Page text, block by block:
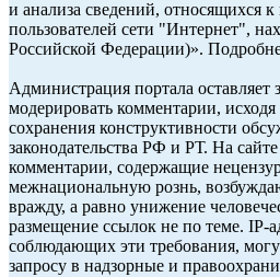
и анализа сведений, относящихся
пользователей сети "Интернет",
Российской Федерации)».
Администрация портала оставляет
модерировать комментарии,
сохранения конструктивности
законодательства РФ и РТ. На
комментарии, содержащие
межнациональную рознь,
вражду, а равно унижение
размещение ссылок не по теме. IP-
соблюдающих эти требования,
запросу в надзорные и